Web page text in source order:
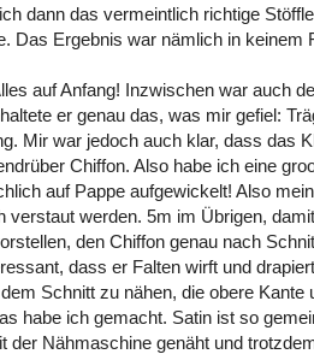
dann das vermeintlich richtige
Das Ergebnis war nämlich in keinem
auf Anfang! Inzwischen war auch
er genau das, was mir gefiel:
Mir war jedoch auch klar, dass das
Chiffon. Also habe ich eine
auf Pappe aufgewickelt! Also
verstaut werden. 5m im Übrigen,
den Chiffon genau nach
dass er Falten wirft und
Schnitt zu nähen, die obere
habe ich gemacht. Satin ist so
der Nähmaschine genäht und